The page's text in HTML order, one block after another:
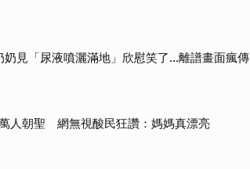
見「尿液噴灑滿地」欣慰笑了…離譜畫面瘋傳
人朝聖 網無視酸民狂讚：媽媽真漂亮